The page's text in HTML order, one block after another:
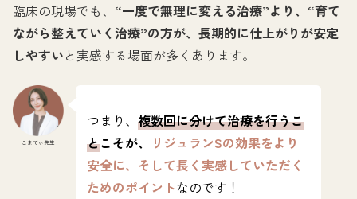
臨床の現場でも、 “一度で無理に変える治療”より、“育て
ながら整えていく治療”の方が、長期的に仕上がりが安定
しやすいと実感する場面が多くあります。
こまてぃ先生
つまり、複数回に分けて治療を行うこ
とこそが、
リジュランSの効果をより
安全に、そして長く実感していただく
ためのポイントなのです！